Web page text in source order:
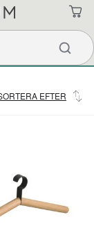
EFTER